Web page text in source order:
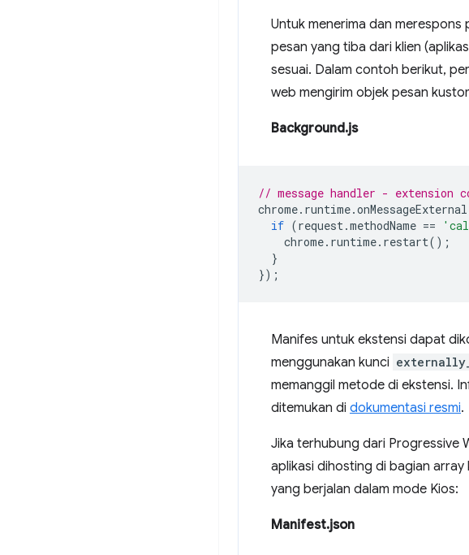
Untuk menerima dan
pesan yang tiba dari klien
sesuai. Dalam contoh berikut,
web mengirim objek pesan
Background.js
// message handler - extension
chrome. runtime.onMessageExternal
if (request.methodName ==
chrome. runtime. restart();
}
});
Manifes untuk ekstensi dapat
menggunakan kunci
memanggil metode di ekstensi.
ditemukan di dokumentasi resmi⁠⁠.
Jika terhubung dari Progressive
aplikasi dihosting di bagian
yang berjalan dalam mode Kios:
Manifest.json